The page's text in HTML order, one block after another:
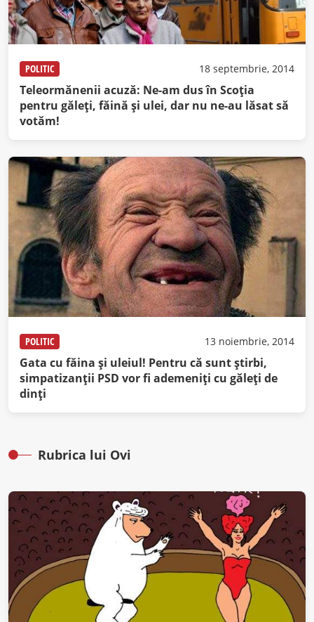
POLITIC 18 septembrie, 2014
Teleormănenii acuză: Ne-am dus în Scoţia
pentru găleţi, făină şi ulei, dar nu ne-au lăsat să
votăm!
POLITIC 13 noiembrie, 2014
Gata cu făina şi uleiul! Pentru că sunt ştirbi,
simpatizanţii PSD vor fi ademeniţi cu găleţi de
dinţi
Rubrica lui Ovi